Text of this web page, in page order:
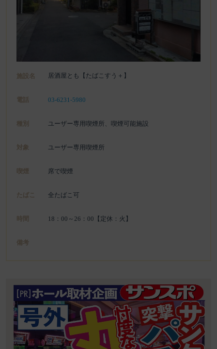
施設名 居酒屋とも【たばこすう＋】
電話 03-6231-5980
種別 ユーザー専用喫煙所、喫煙可能施設
対象 ユーザー専用喫煙所
喫煙 席で喫煙
たばこ 全たばこ可
時間 18：00～26：00【定休：火】
備考